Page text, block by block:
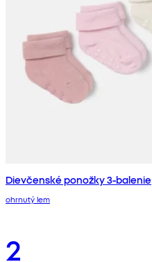
Dievčenské ponožky 3-balenie
ohrnutý lem
2